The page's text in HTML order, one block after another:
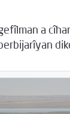
a
/Rotator